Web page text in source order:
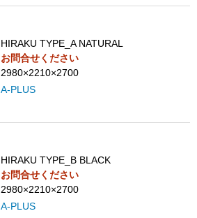
HIRAKU TYPE_A NATURAL
お問合せください
2980×2210×2700
A-PLUS
HIRAKU TYPE_B BLACK
お問合せください
2980×2210×2700
A-PLUS